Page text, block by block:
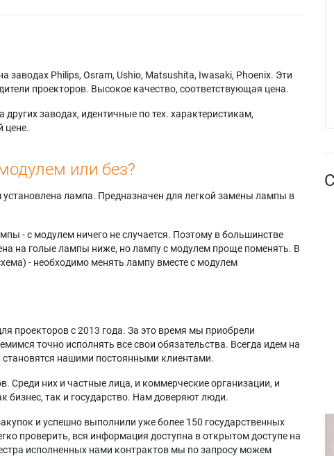
Philips, Osram, Ushio, Matsushita, Iwasaki, Phoenix. Эти
проекторов. Высокое качество, соответствующая цена.
заводах, идентичные по тех. характеристикам,
цене.
или без?
лампа. Предназначен для легкой замены лампы в
- с модулем ничего не случается. Поэтому в большинстве
на голые лампы ниже, но лампу с модулем проще поменять. В
- необходимо менять лампу вместе с модулем
проекторов с 2013 года. За это время мы приобрели
точно исполнять все свои обязательства. Всегда идем на
нашими постоянными клиентами.
Среди них и частные лица, и коммерческие организации, и
бизнес, так и государство. Нам доверяют люди.
и успешно выполнили уже более 150 государственных
проверить, вся информация доступна в открытом доступе на
исполненных нами контрактов мы по запросу можем